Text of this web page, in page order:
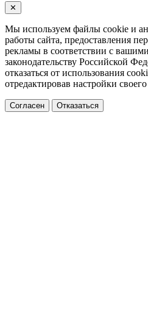
✕
Мы используем файлы cookie и
работы сайта, предоставления
рекламы в соответствии с
законодательству Российской
отказаться от использования
отредактировав настройки своего
Согласен Отказаться